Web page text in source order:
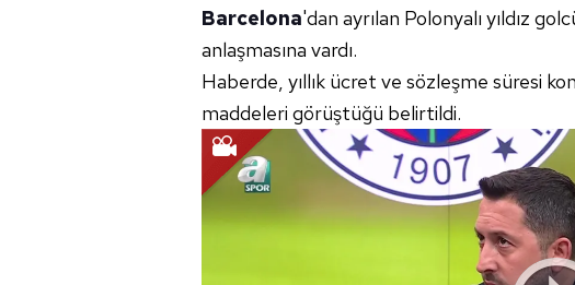
Barcelona'dan ayrılan Polonyalı yıldız
anlaşmasına vardı.
Haberde, yıllık ücret ve sözleşme süresi
maddeleri görüştüğü belirtildi.